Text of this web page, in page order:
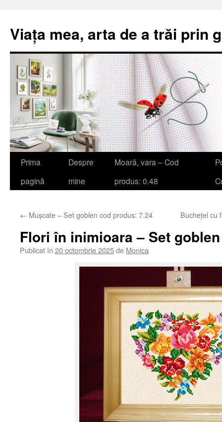
Viața mea, arta de a trăi prin
Sari
Prima
pagină
Despre
mine
Moară, vara – Cod
produs: 0.48
← Mușcate – Set goblen cod produs: 7.24 Buchețel cu
Flori în inimioara – Set
Publicat în 20 octombrie 2025de Monica